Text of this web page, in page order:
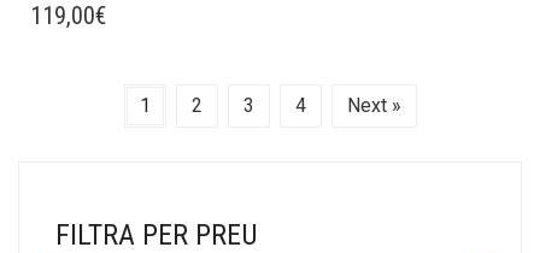
119,00€
1 2 3 4 Next »
FILTRA PER PREU